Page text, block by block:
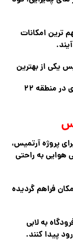
ترین امکانات
یکی از بهترین
و ایده آل ترین گزینه های سرمایه گذاری در منطقه ۲۲
پروژه آرتمیس،
هوایی به راحتی
فراهم گردیده
به لابی
پیدا کنند.